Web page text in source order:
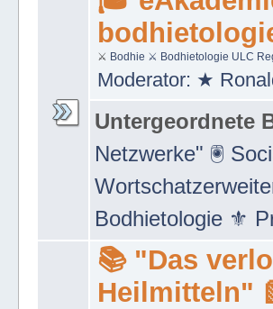
⚔ Bodhie ⚔ Bodhietologie ULC
Moderator: ★
Untergeordnete
Netzwerke" 🖲
Bodhietologie ⚜
📚 "Das
Heilmitteln"